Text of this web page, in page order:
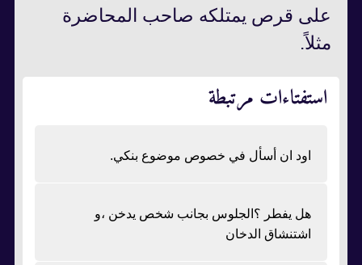
على قرص يمتلكه صاحب المحاضرة
مثلاً.
استفتاءات مرتبطة
اود ان أسأل في خصوص موضوع بنكي.
هل يفطر ؟الجلوس بجانب شخص يدخن ،و
اشتنشاق الدخان